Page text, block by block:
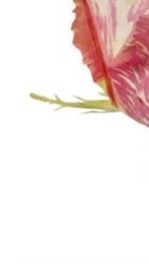
кнопку "Выбрать".